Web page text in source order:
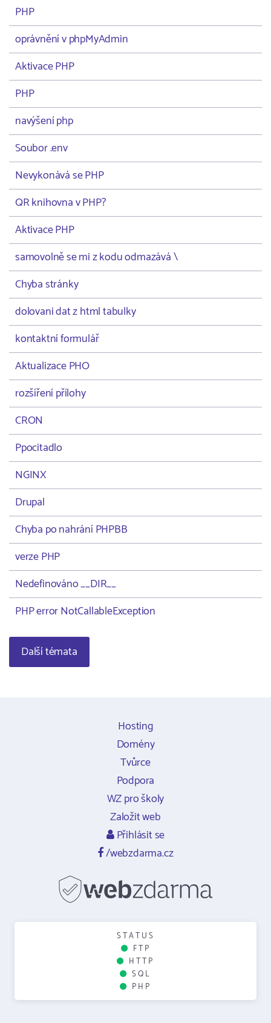
PHP
oprávnění v phpMyAdmin
Aktivace PHP
PHP
navýšení php
Soubor .env
Nevykonává se PHP
QR knihovna v PHP?
Aktivace PHP
samovolně se mi z kodu odmazává \
Chyba stránky
dolovani dat z html tabulky
kontaktní formulář
Aktualizace PHO
rozšíření přílohy
CRON
Ppocitadlo
NGINX
Drupal
Chyba po nahrání PHPBB
verze PHP
Nedefinováno __DIR__
PHP error NotCallableException
Další témata
Hosting
Domény
Tvůrce
Podpora
WZ pro školy
Založit web
Přihlásit se
/webzdarma.cz
STATUS
FTP
HTTP
SQL
PHP